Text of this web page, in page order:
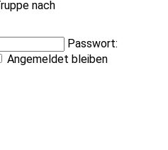
Passwort:
Angemeldet bleiben